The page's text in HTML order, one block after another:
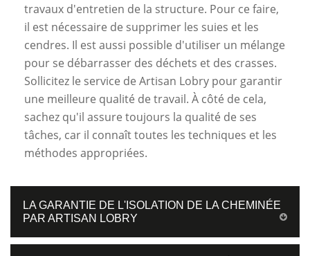
travaux d'entretien de la structure. Pour ce faire,
il est nécessaire de supprimer les suies et les
cendres. Il est aussi possible d'utiliser un mélange
pour se débarrasser des déchets et des crasses.
Sollicitez le service de Artisan Lobry pour garantir
une meilleure qualité de travail. À côté de cela,
sachez qu'il assure toujours la qualité de ses
tâches, car il connaît toutes les techniques et les
méthodes appropriées.
LA GARANTIE DE L'ISOLATION DE LA CHEMINÉE
PAR ARTISAN LOBRY